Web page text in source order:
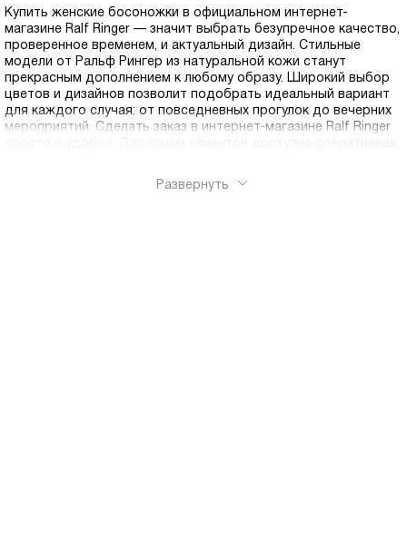
Купить женские босоножки в официальном интернет-
магазине Ralf Ringer — значит выбрать безупречное качество,
проверенное временем, и актуальный дизайн. Стильные
модели от Ральф Рингер из натуральной кожи станут
прекрасным дополнением к любому образу. Широкий выбор
цветов и дизайнов позволит подобрать идеальный вариант
для каждого случая: от повседневных прогулок до вечерних
мероприятий. Сделать заказ в интернет-магазине Ralf Ringer
Развернуть